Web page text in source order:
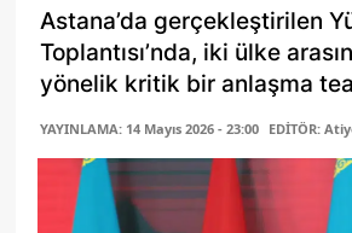
Astana’da gerçekleştirilen
Toplantısı’nda, iki ülke
yönelik kritik bir anlaşma
YAYINLAMA: 14 Mayıs 2026 - 23:00 EDİTÖR: